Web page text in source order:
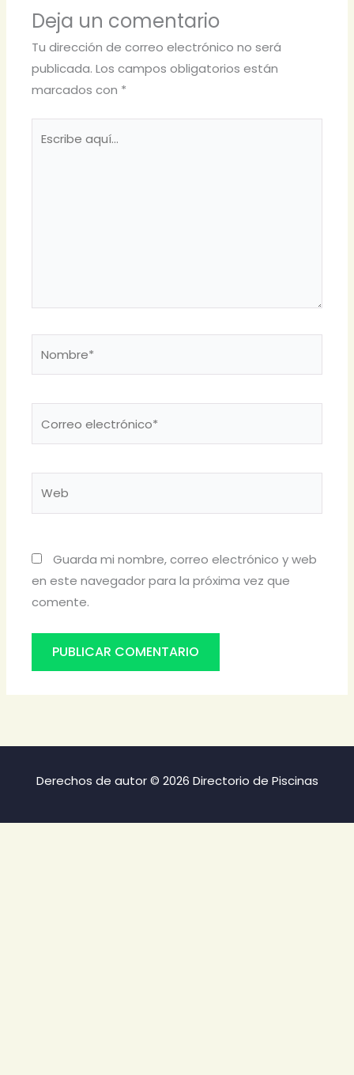
Deja un comentario
Tu dirección de correo electrónico no será
publicada. Los campos obligatorios están
marcados con *
Guarda mi nombre, correo electrónico y web
en este navegador para la próxima vez que
comente.
Derechos de autor © 2026 Directorio de Piscinas